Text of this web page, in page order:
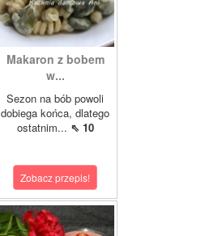
Makaron z bobem
w...
Sezon na bób powoli
dobiega końca, dlatego
ostatnim... ⇖ 10
Zobacz przepis!